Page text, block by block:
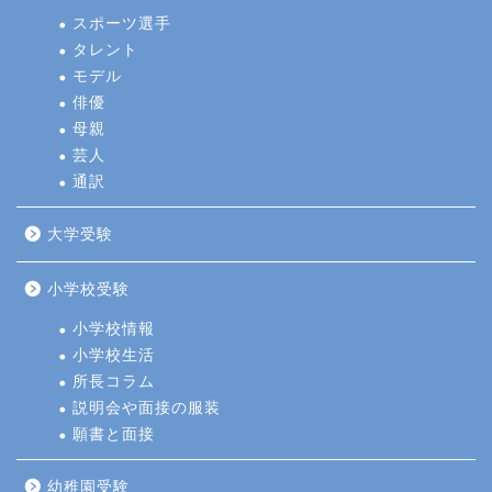
スポーツ選手
タレント
モデル
俳優
母親
芸人
通訳
大学受験
小学校受験
小学校情報
小学校生活
所長コラム
説明会や面接の服装
願書と面接
幼稚園受験